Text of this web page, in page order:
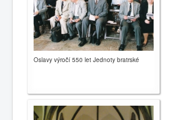
12345
News
Oslavy výročí 550 let Jednoty bratrské